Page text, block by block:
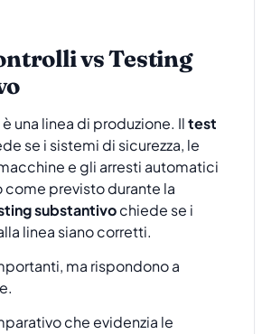
vs Testing
una linea di produzione. Iltest
se i sistemi di sicurezza, le
e gli arresti automatici
come previsto durante la
substantivochiede se i
linea siano corretti.
ma rispondono a